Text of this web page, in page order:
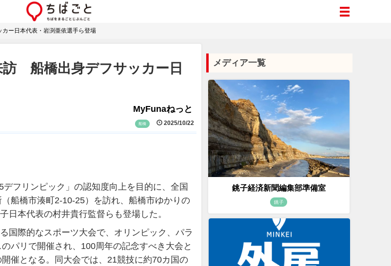
ー日本代表・岩渕亜依選手ら登場
船橋出身デフサッカー日
MyFunaねっと
船橋 2025/10/22
フリンピック」の認知度向上を目的に、全国
船橋市湊町2-10-25）を訪れ、船橋市ゆかりの
日本代表の村井貴行監督らも登場した。
国際的なスポーツ大会で、オリンピック、パラ
パリで開催され、100周年の記念すべき大会と
催となる。同大会では、21競技に約70カ国の
メディア一覧
銚子経済新聞編集部準備室
銚子